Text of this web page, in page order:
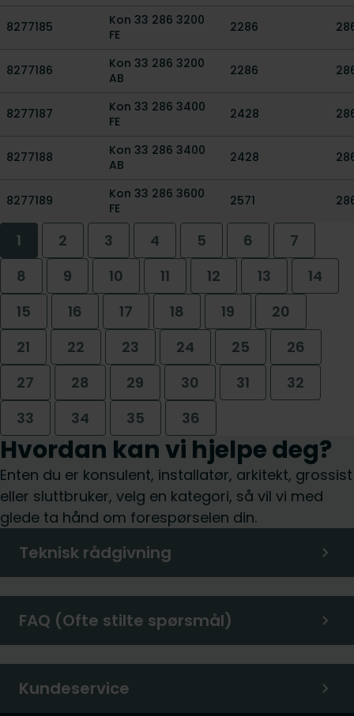
8277185
Kon 33 286 3200
FE
2286
8277186
Kon 33 286 3200
AB
2286
8277187
Kon 33 286 3400
FE
2428
8277188
Kon 33 286 3400
AB
2428
8277189
Kon 33 286 3600
FE
2571
1 2 3 4 5 6
7
8
9 10 11 12 13
14
15
16 17 18 19
20
21
22 23 24 25
26
27
28 29 30 31
32
33
34 35 36
Hvordan kan vi hjelpe deg?
Enten du er konsulent, installatør, arkitekt, grossist
eller sluttbruker, velg en kategori, så vil vi med
glede ta hånd om forespørselen din.
Teknisk rådgivning
FAQ (Ofte stilte spørsmål)
Kundeservice